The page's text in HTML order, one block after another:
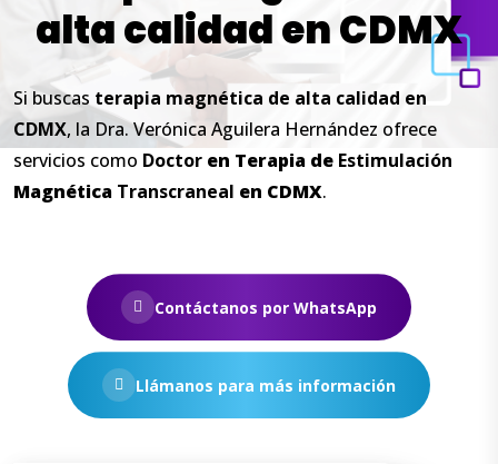
altacalidadenCDMX
Si buscas terapia magnética de alta calidad en
CDMX, la Dra. Verónica Aguilera Hernández ofrece
servicios como Doctor en Terapia de Estimulación
Magnética Transcraneal en CDMX.
Contáctanos por WhatsApp
Llámanos para más información